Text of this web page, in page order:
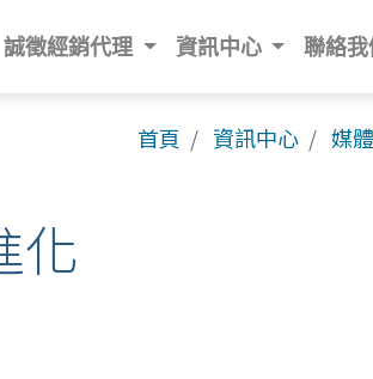
誠徵經銷代理 資訊中心 聯絡
首頁 資訊中心 媒
化